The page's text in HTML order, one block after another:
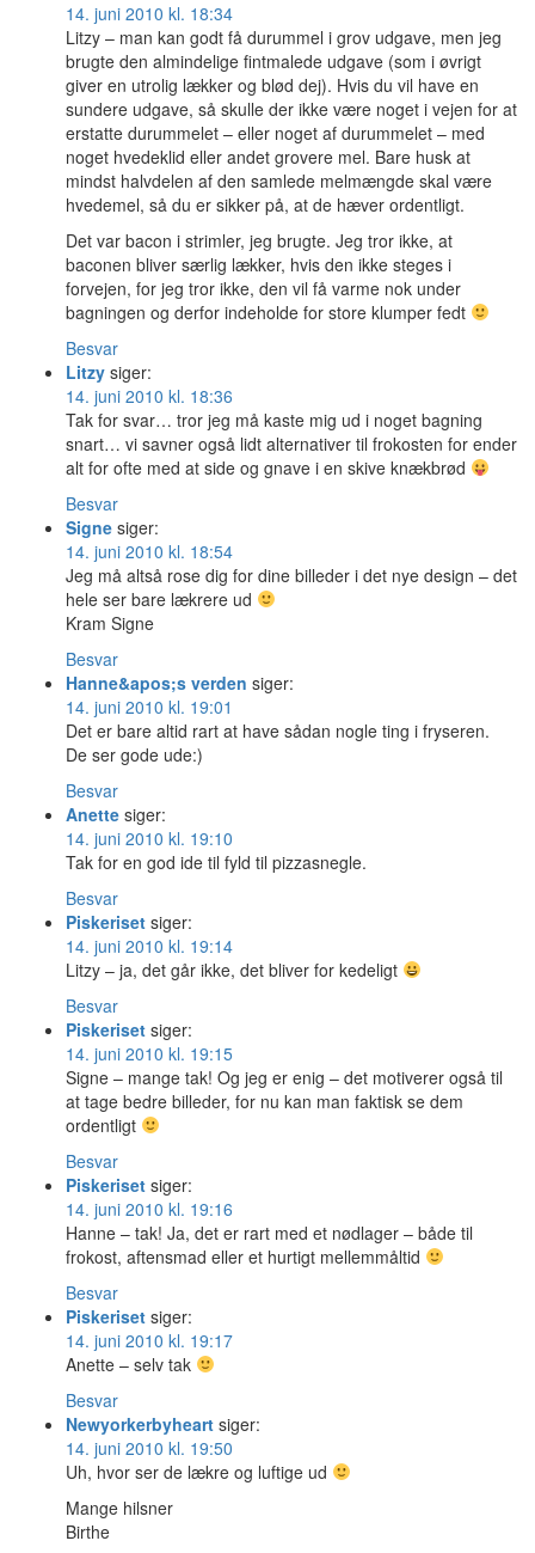
14. juni 2010 kl. 18:34
Litzy – man kan godt få durummel i grov udgave, men jeg
brugte den almindelige fintmalede udgave (som i øvrigt
giver en utrolig lækker og blød dej). Hvis du vil have en
sundere udgave, så skulle der ikke være noget i vejen for at
erstatte durummelet – eller noget af durummelet – med
noget hvedeklid eller andet grovere mel. Bare husk at
mindst halvdelen af den samlede melmængde skal være
hvedemel, så du er sikker på, at de hæver ordentligt.
Det var bacon i strimler, jeg brugte. Jeg tror ikke, at
baconen bliver særlig lækker, hvis den ikke steges i
forvejen, for jeg tror ikke, den vil få varme nok under
bagningen og derfor indeholde for store klumper fedt
Besvar
Litzy siger:
14. juni 2010 kl. 18:36
Tak for svar… tror jeg må kaste mig ud i noget bagning
snart… vi savner også lidt alternativer til frokosten for ender
alt for ofte med at side og gnave i en skive knækbrød
Besvar
Signe siger:
14. juni 2010 kl. 18:54
Jeg må altså rose dig for dine billeder i det nye design – det
hele ser bare lækrere ud
Kram Signe
Besvar
Hanne&apos;s verden siger:
14. juni 2010 kl. 19:01
Det er bare altid rart at have sådan nogle ting i fryseren.
De ser gode ude:)
Besvar
Anette siger:
14. juni 2010 kl. 19:10
Tak for en god ide til fyld til pizzasnegle.
Besvar
Piskeriset siger:
14. juni 2010 kl. 19:14
Litzy – ja, det går ikke, det bliver for kedeligt
Besvar
Piskeriset siger:
14. juni 2010 kl. 19:15
Signe – mange tak! Og jeg er enig – det motiverer også til
at tage bedre billeder, for nu kan man faktisk se dem
ordentligt
Besvar
Piskeriset siger:
14. juni 2010 kl. 19:16
Hanne – tak! Ja, det er rart med et nødlager – både til
frokost, aftensmad eller et hurtigt mellemmåltid
Besvar
Piskeriset siger:
14. juni 2010 kl. 19:17
Anette – selv tak
Besvar
Newyorkerbyheart siger:
14. juni 2010 kl. 19:50
Uh, hvor ser de lækre og luftige ud
Mange hilsner
Birthe